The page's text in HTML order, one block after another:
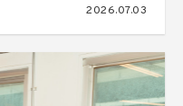
2026.07.03